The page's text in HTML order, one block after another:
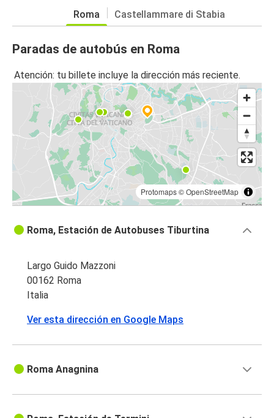
Roma Castellammare di Stabia
Paradas de autobús en Roma
Atención: tu billete incluye la dirección más reciente.
Protomaps©OpenStreetMap
Roma, Estación de Autobuses Tiburtina
Largo Guido Mazzoni
00162 Roma
Italia
Ver esta dirección en Google Maps
Roma Anagnina